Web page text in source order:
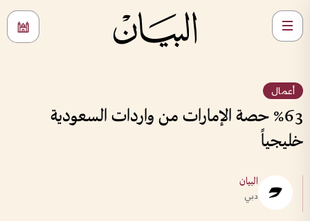
أعمال
%63 حصة الإمارات من واردات السعودية
خليجياً
البيان
دبي